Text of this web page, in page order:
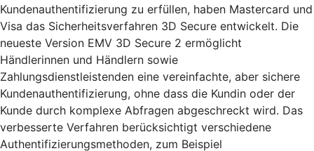
Kundenauthentifizierung zu erfüllen, haben Mastercard und
Visa das Sicherheitsverfahren 3D Secure entwickelt. Die
neueste Version EMV 3D Secure 2 ermöglicht
Händlerinnen und Händlern sowie
Zahlungsdienstleistenden eine vereinfachte, aber sichere
Kundenauthentifizierung, ohne dass die Kundin oder der
Kunde durch komplexe Abfragen abgeschreckt wird. Das
verbesserte Verfahren berücksichtigt verschiedene
Authentifizierungsmethoden, zum Beispiel